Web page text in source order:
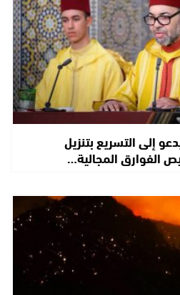
إلى التسريع بتنزيل
الفوارق المجالية…